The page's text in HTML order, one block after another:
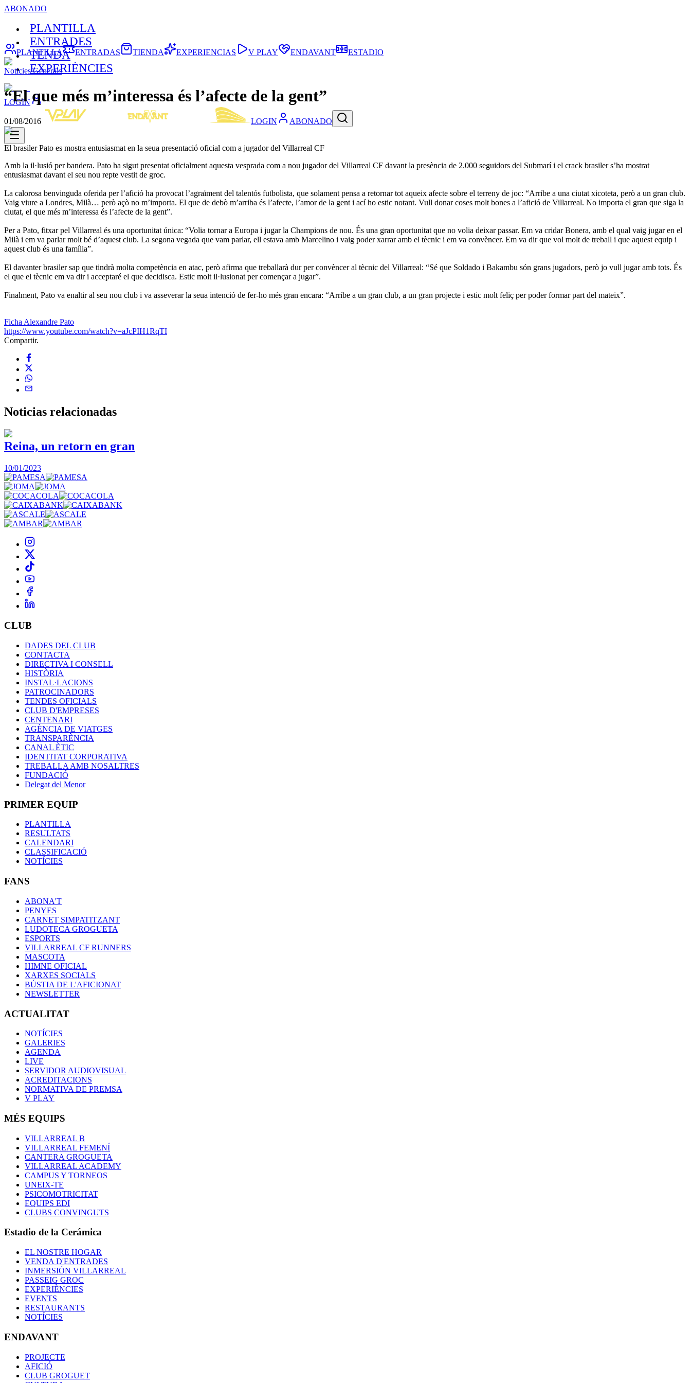
ABONADO
PLANTILLA
ENTRADES
TENDA
EXPERIÈNCIES
LOGIN
LOGIN ABONADO
PLANTILLA ENTRADAS TIENDA EXPERIENCIAS V PLAY ENDAVANT ESTADIO
Noticies Generals
“El que més m’interessa és l’afecte de la gent”
01/08/2016
El brasiler Pato es mostra entusiasmat en la seua presentació oficial com a jugador del Villarreal CF
Amb la il·lusió per bandera. Pato ha sigut presentat oficialment aquesta vesprada com a nou jugador del Villarreal CF davant la presència de 2.000 seguidors del Submarí i el crack brasiler s’ha mostrat
entusiasmat davant el seu nou repte vestit de groc.
La calorosa benvinguda oferida per l’afició ha provocat l’agraïment del talentós futbolista, que solament pensa a retornar tot aqueix afecte sobre el terreny de joc: “Arribe a una ciutat xicoteta, però a un gran club.
Vaig viure a Londres, Milà… però açò no m’importa. El que de debò m’arriba és l’afecte, l’amor de la gent i ací ho estic notant. Vull donar coses molt bones a l’afició de Villarreal. No importa el gran que siga la
ciutat, el que més m’interessa és l’afecte de la gent”.
Per a Pato, fitxar pel Villarreal és una oportunitat única: “Volia tornar a Europa i jugar la Champions de nou. És una gran oportunitat que no volia deixar passar. Em va cridar Bonera, amb el qual vaig jugar en el
Milà i em va parlar molt bé d’aquest club. La segona vegada que vam parlar, ell estava amb Marcelino i vaig poder xarrar amb el tècnic i em va convèncer. Em va dir que vol molt de treball i que aquest equip i
aquest club és una família”.
El davanter brasiler sap que tindrà molta competència en atac, però afirma que treballarà dur per convèncer al tècnic del Villarreal: “Sé que Soldado i Bakambu són grans jugadors, però jo vull jugar amb tots. És
el que el tècnic em va dir i acceptaré el que decidisca. Estic molt il·lusionat per començar a jugar”.
Finalment, Pato va enaltir al seu nou club i va asseverar la seua intenció de fer-ho més gran encara: “Arribe a un gran club, a un gran projecte i estic molt feliç per poder formar part del mateix”.
Ficha Alexandre Pato
https://www.youtube.com/watch?v=aJcPIH1RqTI
Compartir.
Noticias relacionadas
Reina, un retorn en gran
10/01/2023
CLUB
DADES DEL CLUB
CONTACTA
DIRECTIVA I CONSELL
HISTÒRIA
INSTAL·LACIONS
PATROCINADORS
TENDES OFICIALS
CLUB D'EMPRESES
CENTENARI
AGÈNCIA DE VIATGES
TRANSPARÈNCIA
CANAL ÈTIC
IDENTITAT CORPORATIVA
TREBALLA AMB NOSALTRES
FUNDACIÓ
Delegat del Menor
PRIMER EQUIP
PLANTILLA
RESULTATS
CALENDARI
CLASSIFICACIÓ
NOTÍCIES
FANS
ABONA'T
PENYES
CARNET SIMPATITZANT
LUDOTECA GROGUETA
ESPORTS
VILLARREAL CF RUNNERS
MASCOTA
HIMNE OFICIAL
XARXES SOCIALS
BÚSTIA DE L'AFICIONAT
NEWSLETTER
ACTUALITAT
NOTÍCIES
GALERIES
AGENDA
LIVE
SERVIDOR AUDIOVISUAL
ACREDITACIONS
NORMATIVA DE PREMSA
V PLAY
MÉS EQUIPS
VILLARREAL B
VILLARREAL FEMENÍ
CANTERA GROGUETA
VILLARREAL ACADEMY
CAMPUS Y TORNEOS
UNEIX-TE
PSICOMOTRICITAT
EQUIPS EDI
CLUBS CONVINGUTS
Estadio de la Cerámica
EL NOSTRE HOGAR
VENDA D'ENTRADES
INMERSIÓN VILLARREAL
PASSEIG GROC
EXPERIÈNCIES
EVENTS
RESTAURANTS
NOTÍCIES
ENDAVANT
PROJECTE
AFICIÓ
CLUB GROGUET